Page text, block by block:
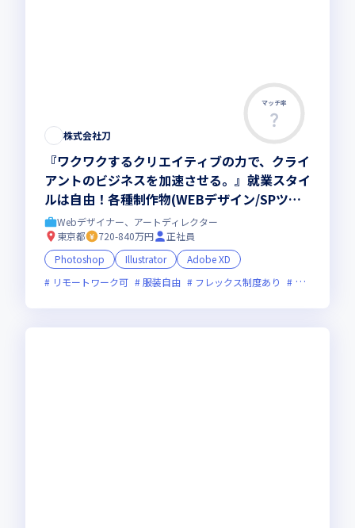
マッチ率
株式会社刀
『ワクワクするクリエイティブの力で、クライ
アントのビジネスを加速させる。』就業スタイ
ルは自由！各種制作物(WEBデザイン/SPツー
ル/広告バナー/パッケージ等)
Webデザイナー、アートディレクター
東京都
720-840万円
正社員
Photoshop
Illustrator
Adobe XD
リモートワーク可
服装自由 フレックス制度あり 新規立ち上げ